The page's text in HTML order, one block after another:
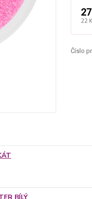
22
Číslo